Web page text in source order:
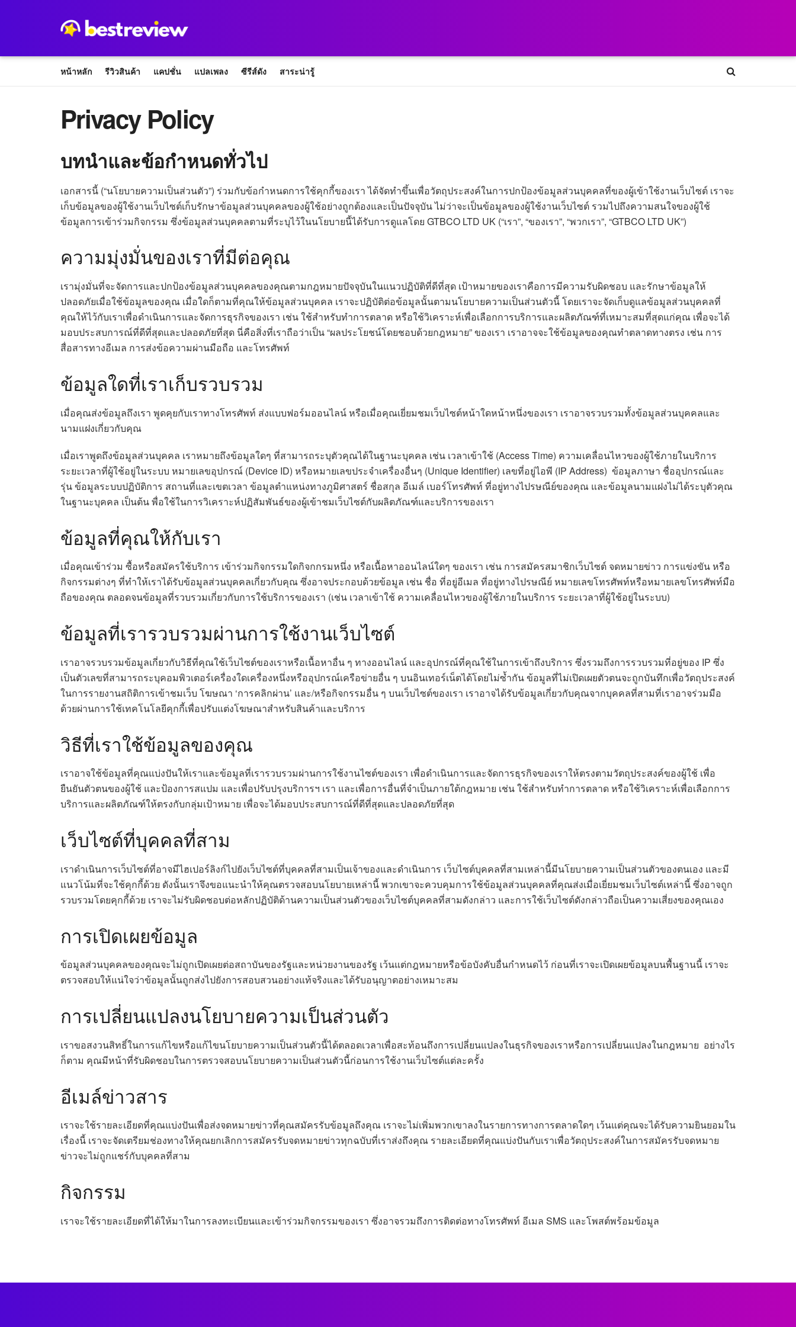
หน้าหลัก รีวิวสินค้า แคปชั่น แปลเพลง ซีรีส์ดัง สาระน่ารู้
Privacy Policy
บทนำและข้อกำหนดทั่วไป
เอกสารนี้ (“นโยบายความเป็นส่วนตัว”) ร่วมกับข้อกำหนดการใช้คุกกี้ของเรา ได้จัดทำขึ้นเพื่อวัตถุประสงค์ในการปกป้องข้อมูลส่วนบุคคลที่ของผู้เข้าใช้งานเว็บไซต์ เราจะ
เก็บข้อมูลของผู้ใช้งานเว็บไซต์เก็บรักษาข้อมูลส่วนบุคคลของผู้ใช้อย่างถูกต้องและเป็นปัจจุบัน ไม่ว่าจะเป็นข้อมูลของผู้ใช้งานเว็บไซต์ รวมไปถึงความสนใจของผู้ใช้
ข้อมูลการเข้าร่วมกิจกรรม ซึ่งข้อมูลส่วนบุคคลตามที่ระบุไว้ในนโยบายนี้ได้รับการดูแลโดย GTBCO LTD UK (“เรา”, “ของเรา”, “พวกเรา”, “GTBCO LTD UK”)
ความมุ่งมั่นของเราที่มีต่อคุณ
เรามุ่งมั่นที่จะจัดการและปกป้องข้อมูลส่วนบุคคลของคุณตามกฎหมายปัจจุบันในแนวปฏิบัติที่ดีที่สุด เป้าหมายของเราคือการมีความรับผิดชอบ และรักษาข้อมูลให้
ปลอดภัยเมื่อใช้ข้อมูลของคุณ เมื่อใดก็ตามที่คุณให้ข้อมูลส่วนบุคคล เราจะปฏิบัติต่อข้อมูลนั้นตามนโยบายความเป็นส่วนตัวนี้ โดยเราจะจัดเก็บดูแลข้อมูลส่วนบุคคลที่
คุณให้ไว้กับเราเพื่อดำเนินการและจัดการธุรกิจของเรา เช่น ใช้สำหรับทำการตลาด หรือใช้วิเคราะห์เพื่อเลือกการบริการและผลิตภัณฑ์ที่เหมาะสมที่สุดแก่คุณ เพื่อจะได้
มอบประสบการณ์ที่ดีที่สุดและปลอดภัยที่สุด นี่คือสิ่งที่เราถือว่าเป็น “ผลประโยชน์โดยชอบด้วยกฎหมาย” ของเรา เราอาจจะใช้ข้อมูลของคุณทำตลาดทางตรง เช่น การ
สื่อสารทางอีเมล การส่งข้อความผ่านมือถือ และโทรศัพท์
ข้อมูลใดที่เราเก็บรวบรวม
เมื่อคุณส่งข้อมูลถึงเรา พูดคุยกับเราทางโทรศัพท์ ส่งแบบฟอร์มออนไลน์ หรือเมื่อคุณเยี่ยมชมเว็บไซต์หน้าใดหน้าหนึ่งของเรา เราอาจรวบรวมทั้งข้อมูลส่วนบุคคลและ
นามแฝงเกี่ยวกับคุณ
เมื่อเราพูดถึงข้อมูลส่วนบุคคล เราหมายถึงข้อมูลใดๆ ที่สามารถระบุตัวคุณได้ในฐานะบุคคล เช่น เวลาเข้าใช้ (Access Time) ความเคลื่อนไหวของผู้ใช้ภายในบริการ
ระยะเวลาที่ผู้ใช้อยู่ในระบบ หมายเลขอุปกรณ์ (Device ID) หรือหมายเลขประจำเครื่องอื่นๆ (Unique Identifier) เลขที่อยู่ไอพี (IP Address) ข้อมูลภาษา ชื่ออุปกรณ์และ
รุ่น ข้อมูลระบบปฏิบัติการ สถานที่และเขตเวลา ข้อมูลตำแหน่งทางภูมิศาสตร์ ชื่อสกุล อีเมล์ เบอร์โทรศัพท์ ที่อยู่ทางไปรษณีย์ของคุณ และข้อมูลนามแฝงไม่ได้ระบุตัวคุณ
ในฐานะบุคคล เป็นต้น พื่อใช้ในการวิเคราะห์ปฏิสัมพันธ์ของผู้เข้าชมเว็บไซต์กับผลิตภัณฑ์และบริการของเรา
ข้อมูลที่คุณให้กับเรา
เมื่อคุณเข้าร่วม ซื้อหรือสมัครใช้บริการ เข้าร่วมกิจกรรมใดกิจกกรมหนึ่ง หรือเนื้อหาออนไลน์ใดๆ ของเรา เช่น การสมัครสมาชิกเว็บไซต์ จดหมายข่าว การแข่งขัน หรือ
กิจกรรมต่างๆ ที่ทำให้เราได้รับข้อมูลส่วนบุคคลเกี่ยวกับคุณ ซึ่งอาจประกอบด้วยข้อมูล เช่น ชื่อ ที่อยู่อีเมล ที่อยู่ทางไปรษณีย์ หมายเลขโทรศัพท์หรือหมายเลขโทรศัพท์มือ
ถือของคุณ ตลอดจนข้อมูลที่รวบรวมเกี่ยวกับการใช้บริการของเรา (เช่น เวลาเข้าใช้ ความเคลื่อนไหวของผู้ใช้ภายในบริการ ระยะเวลาที่ผู้ใช้อยู่ในระบบ)
ข้อมูลที่เรารวบรวมผ่านการใช้งานเว็บไซต์
เราอาจรวบรวมข้อมูลเกี่ยวกับวิธีที่คุณใช้เว็บไซต์ของเราหรือเนื้อหาอื่น ๆ ทางออนไลน์ และอุปกรณ์ที่คุณใช้ในการเข้าถึงบริการ ซึ่งรวมถึงการรวบรวมที่อยู่ของ IP ซึ่ง
เป็นตัวเลขที่สามารถระบุคอมพิวเตอร์เครื่องใดเครื่องหนึ่งหรืออุปกรณ์เครือข่ายอื่น ๆ บนอินเทอร์เน็ตได้โดยไม่ซ้ำกัน ข้อมูลที่ไม่เปิดเผยตัวตนจะถูกบันทึกเพื่อวัตถุประสงค์
ในการรายงานสถิติการเข้าชมเว็บ โฆษณา ‘การคลิกผ่าน’ และ/หรือกิจกรรมอื่น ๆ บนเว็บไซต์ของเรา เราอาจได้รับข้อมูลเกี่ยวกับคุณจากบุคคลที่สามที่เราอาจร่วมมือ
ด้วยผ่านการใช้เทคโนโลยีคุกกี้เพื่อปรับแต่งโฆษณาสำหรับสินค้าและบริการ
วิธีที่เราใช้ข้อมูลของคุณ
เราอาจใช้ข้อมูลที่คุณแบ่งปันให้เราและข้อมูลที่เรารวบรวมผ่านการใช้งานไซต์ของเรา เพื่อดำเนินการและจัดการธุรกิจของเราให้ตรงตามวัตถุประสงค์ของผู้ใช้ เพื่อ
ยืนยันตัวตนของผู้ใช้ และป้องการสแปม และเพื่อปรับปรุงบริการฯ เรา และเพื่อการอื่นที่จำเป็นภายใต้กฎหมาย เช่น ใช้สำหรับทำการตลาด หรือใช้วิเคราะห์เพื่อเลือกการ
บริการและผลิตภัณฑ์ให้ตรงกับกลุ่มเป้าหมาย เพื่อจะได้มอบประสบการณ์ที่ดีที่สุดและปลอดภัยที่สุด
เว็บไซต์ที่บุคคลที่สาม
เราดำเนินการเว็บไซต์ที่อาจมีไฮเปอร์ลิงก์ไปยังเว็บไซต์ที่บุคคลที่สามเป็นเจ้าของและดำเนินการ เว็บไซต์บุคคลที่สามเหล่านี้มีนโยบายความเป็นส่วนตัวของตนเอง และมี
แนวโน้มที่จะใช้คุกกี้ด้วย ดังนั้นเราจึงขอแนะนำให้คุณตรวจสอบนโยบายเหล่านี้ พวกเขาจะควบคุมการใช้ข้อมูลส่วนบุคคลที่คุณส่งเมื่อเยี่ยมชมเว็บไซต์เหล่านี้ ซึ่งอาจถูก
รวบรวมโดยคุกกี้ด้วย เราจะไม่รับผิดชอบต่อหลักปฏิบัติด้านความเป็นส่วนตัวของเว็บไซต์บุคคลที่สามดังกล่าว และการใช้เว็บไซต์ดังกล่าวถือเป็นความเสี่ยงของคุณเอง
การเปิดเผยข้อมูล
ข้อมูลส่วนบุคคลของคุณจะไม่ถูกเปิดเผยต่อสถาบันของรัฐและหน่วยงานของรัฐ เว้นแต่กฎหมายหรือข้อบังคับอื่นกำหนดไว้ ก่อนที่เราจะเปิดเผยข้อมูลบนพื้นฐานนี้ เราจะ
ตรวจสอบให้แน่ใจว่าข้อมูลนั้นถูกส่งไปยังการสอบสวนอย่างแท้จริงและได้รับอนุญาตอย่างเหมาะสม
การเปลี่ยนแปลงนโยบายความเป็นส่วนตัว
เราขอสงวนสิทธิ์ในการแก้ไขหรือแก้ไขนโยบายความเป็นส่วนตัวนี้ได้ตลอดเวลาเพื่อสะท้อนถึงการเปลี่ยนแปลงในธุรกิจของเราหรือการเปลี่ยนแปลงในกฎหมาย อย่างไร
ก็ตาม คุณมีหน้าที่รับผิดชอบในการตรวจสอบนโยบายความเป็นส่วนตัวนี้ก่อนการใช้งานเว็บไซต์แต่ละครั้ง
อีเมล์ข่าวสาร
เราจะใช้รายละเอียดที่คุณแบ่งปันเพื่อส่งจดหมายข่าวที่คุณสมัครรับข้อมูลถึงคุณ เราจะไม่เพิ่มพวกเขาลงในรายการทางการตลาดใดๆ เว้นแต่คุณจะได้รับความยินยอมใน
เรื่องนี้ เราจะจัดเตรียมช่องทางให้คุณยกเลิกการสมัครรับจดหมายข่าวทุกฉบับที่เราส่งถึงคุณ รายละเอียดที่คุณแบ่งปันกับเราเพื่อวัตถุประสงค์ในการสมัครรับจดหมาย
ข่าวจะไม่ถูกแชร์กับบุคคลที่สาม
กิจกรรม
เราจะใช้รายละเอียดที่ได้ให้มาในการลงทะเบียนและเข้าร่วมกิจกรรมของเรา ซึ่งอาจรวมถึงการติดต่อทางโทรศัพท์ อีเมล SMS และโพสต์พร้อมข้อมูล